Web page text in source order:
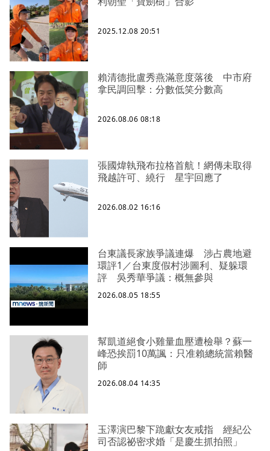
2025.12.08 20:51
賴清德批盧秀燕滿意度落後 中市府
拿民調回擊：分數低笑分數高
2026.08.06 08:18
張國煒執飛布拉格首航！網傳未取得
飛越許可、繞行 星宇回應了
2026.08.02 16:16
台東議長家族爭議連爆 涉占農地避
環評1／台東度假村涉圖利、疑躲環
評 吳秀華爭議：概無參與
2026.08.05 18:55
幫凱道絕食小雞量血壓遭檢舉？蘇一
峰恐挨罰10萬諷：只准賴總統當賴醫
師
2026.08.04 14:35
玉澤演巴黎下跪獻女友戒指 經紀公
司否認祕密求婚「是慶生抓拍照」